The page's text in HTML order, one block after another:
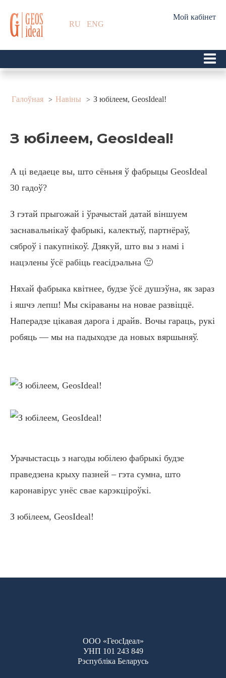
RU ENG
Мой кабінет
Галоўная Навіны З юбілеем, GeosIdeal!
З юбілеем, GeosIdeal!
А ці ведаеце вы, што сёньня ў фабрыцы GeosIdeal
30 гадоў?
З гэтай прыгожай і ўрачыстай датай віншуем
заснавальнікаў фабрыкі, калектыў, партнёраў,
сяброў і пакупнікоў. Дзякуй, што вы з намі і
нацэлены ўсё рабіць геасідэальна 🙂
Няхай фабрыка квітнее, будзе ўсё душэўна, як зараз
і яшчэ лепш! Мы скіраваны на новае развіццё.
Наперадзе цікавая дарога і драйв. Вочы гараць, рукі
робяць — мы на падыходзе да новых вяршыняў.
Урачыстасць з нагоды юбілею фабрыкі будзе
праведзена крыху пазней – гэта сумна, што
каронавірус унёс свае карэкціроўкі.
З юбілеем, GeosIdeal!
ООО «ГеосІдеал»
УНП 101 243 849
Рэспубліка Беларусь